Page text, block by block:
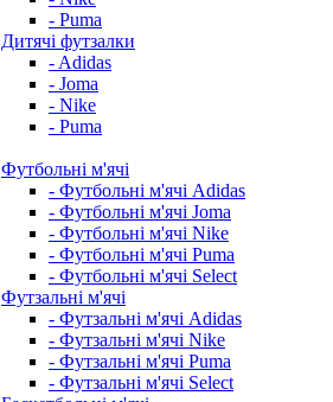
- Puma
Дитячі футзалки
- Adidas
- Joma
- Nike
- Puma
Футбольні м'ячі
- Футбольні м'ячі Adidas
- Футбольні м'ячі Joma
- Футбольні м'ячі Nike
- Футбольні м'ячі Puma
- Футбольні м'ячі Select
Футзальні м'ячі
- Футзальні м'ячі Adidas
- Футзальні м'ячі Nike
- Футзальні м'ячі Puma
- Футзальні м'ячі Select